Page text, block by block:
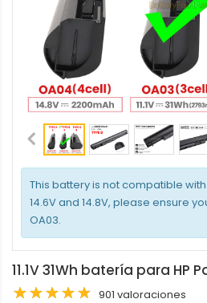
This battery is not compatible
14.6V and 14.8V, please ensure
OA03.
11.1V 31Wh batería para HP
901 valoraciones